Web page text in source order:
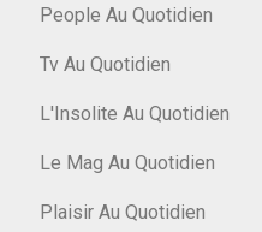
People Au Quotidien
Tv Au Quotidien
L'Insolite Au Quotidien
Le Mag Au Quotidien
Plaisir Au Quotidien